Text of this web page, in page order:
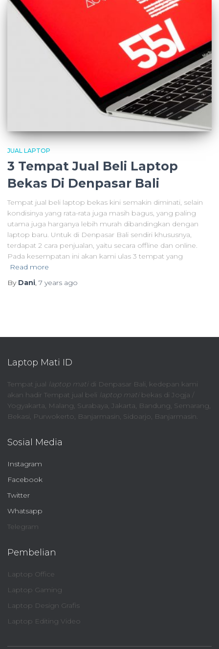
JUAL LAPTOP
3 Tempat Jual Beli Laptop
Bekas Di Denpasar Bali
Tempat jual beli laptop bekas kini semakin diminati, selain
kondisinya yang rata-rata juga masih bagus, yang paling
utama juga harganya lebih murah dibandingkan dengan
laptop baru. Untuk di Denpasar Bali sendiri khususnya,
terdapat 2 cara penjualan, yaitu secara offline dan online.
Pada kesempatan ini akan kami ulas 3 tempat yang
Read more
By Dani, 7 years ago
Laptop Mati ID
Tempat jual laptop matidi Denpasar Bali, kedepan kami
akan hadir Tempat jual beli laptop matibekas di Jogja /
Yogyakarta, Malang, Surabaya, Jakarta, Bandung, Semarang,
Bekasi, Purwokerto, Banjarmasin, Sidoarjo, Banjarmasin.
Sosial Media
Instagram
Facebook
Twitter
Whatsapp
Telegram
Pembelian
Laptop Office
Laptop Gaming
Laptop Design Grafis
Laptop Editing Video